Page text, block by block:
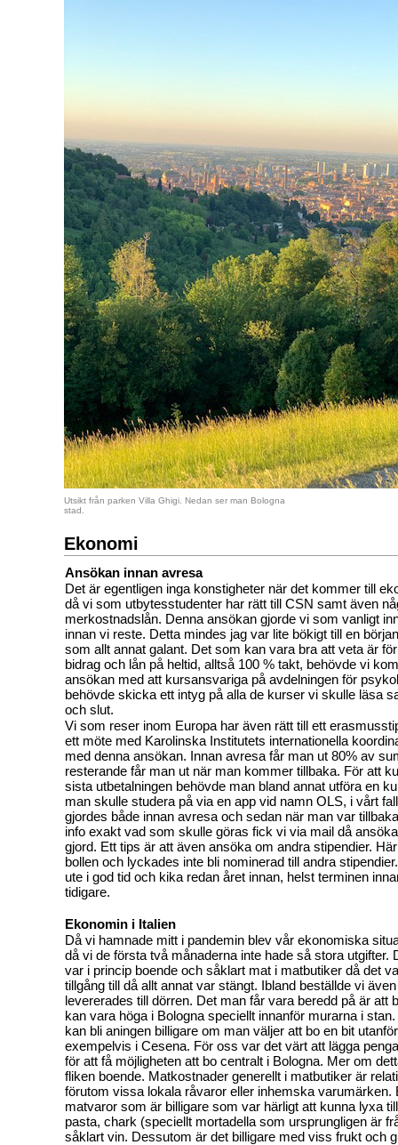
Utsikt från parken Villa Ghigi. Nedan ser man Bologna
stad.
Ekonomi
Ansökan innan avresa
Det är egentligen inga konstigheter när det kommer till
då vi som utbytesstudenter har rätt till CSN samt även
merkostnadslån. Denna ansökan gjorde vi som vanligt
innan vi reste. Detta mindes jag var lite bökigt till en
som allt annat galant. Det som kan vara bra att veta är
bidrag och lån på heltid, alltså 100 % takt, behövde vi
ansökan med att kursansvariga på avdelningen för
behövde skicka ett intyg på alla de kurser vi skulle läsa
och slut.
Vi som reser inom Europa har även rätt till ett
ett möte med Karolinska Institutets internationella
med denna ansökan. Innan avresa får man ut 80% av
resterande får man ut när man kommer tillbaka. För att
sista utbetalningen behövde man bland annat utföra en
man skulle studera på via en app vid namn OLS, i vårt
gjordes både innan avresa och sedan när man var
info exakt vad som skulle göras fick vi via mail då
gjord. Ett tips är att även ansöka om andra stipendier.
bollen och lyckades inte bli nominerad till andra
ute i god tid och kika redan året innan, helst terminen
tidigare.
Ekonomin i Italien
Då vi hamnade mitt i pandemin blev vår ekonomiska
då vi de första två månaderna inte hade så stora utgifter.
var i princip boende och såklart mat i matbutiker då det
tillgång till då allt annat var stängt. Ibland beställde vi
levererades till dörren. Det man får vara beredd på är att
kan vara höga i Bologna speciellt innanför murarna i
kan bli aningen billigare om man väljer att bo en bit
exempelvis i Cesena. För oss var det värt att lägga
för att få möjligheten att bo centralt i Bologna. Mer om
fliken boende. Matkostnader generellt i matbutiker är
förutom vissa lokala råvaror eller inhemska varumärken.
matvaror som är billigare som var härligt att kunna lyxa
pasta, chark (speciellt mortadella som ursprungligen är
såklart vin. Dessutom är det billigare med viss frukt och